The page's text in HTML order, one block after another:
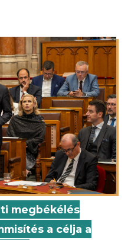
megbékélés
a célja a